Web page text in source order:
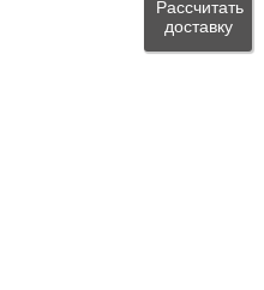
Рассчитать
доставку